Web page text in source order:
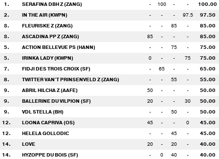
1. SERAFINA DBH Z (ZANG) - 100 - -
100.00
2.
IN THE AIR (KWPN) - - - 97.5
97.50
3.
FLEURISKE Z (ZANG) - - 85 -
85.00
3.
ASCADINA PP Z (ZANG) 85 - - -
85.00
5.
ACTION BELLEVUE PS (HANN) - - 75 -
75.00
5.
IRINKA LADY (KWPN) 0 - - 75
75.00
7.
FIDJI DES TROIS CROIX (SF) - 65 - -
65.00
8.
TWITTER VAN'T PRINSENVELD Z (ZANG) - - 55 -
55.00
9.
ABRIL HILCHA Z (AAFE) 50 - - -
50.00
9.
BALLERINE DU VILPION (SF) 20 - - 30
50.00
9.
VDL STELLA (BH) - - 50 -
50.00
12.
LOONA CAPRIVA (OS) 45 - - 0
45.00
12.
HELELA GOLLODIC - - 45 -
45.00
14.
LOVE 20 - 20 -
40.00
14.
HYZOPPE DU BOIS (SF) - 0 40 -
40.00